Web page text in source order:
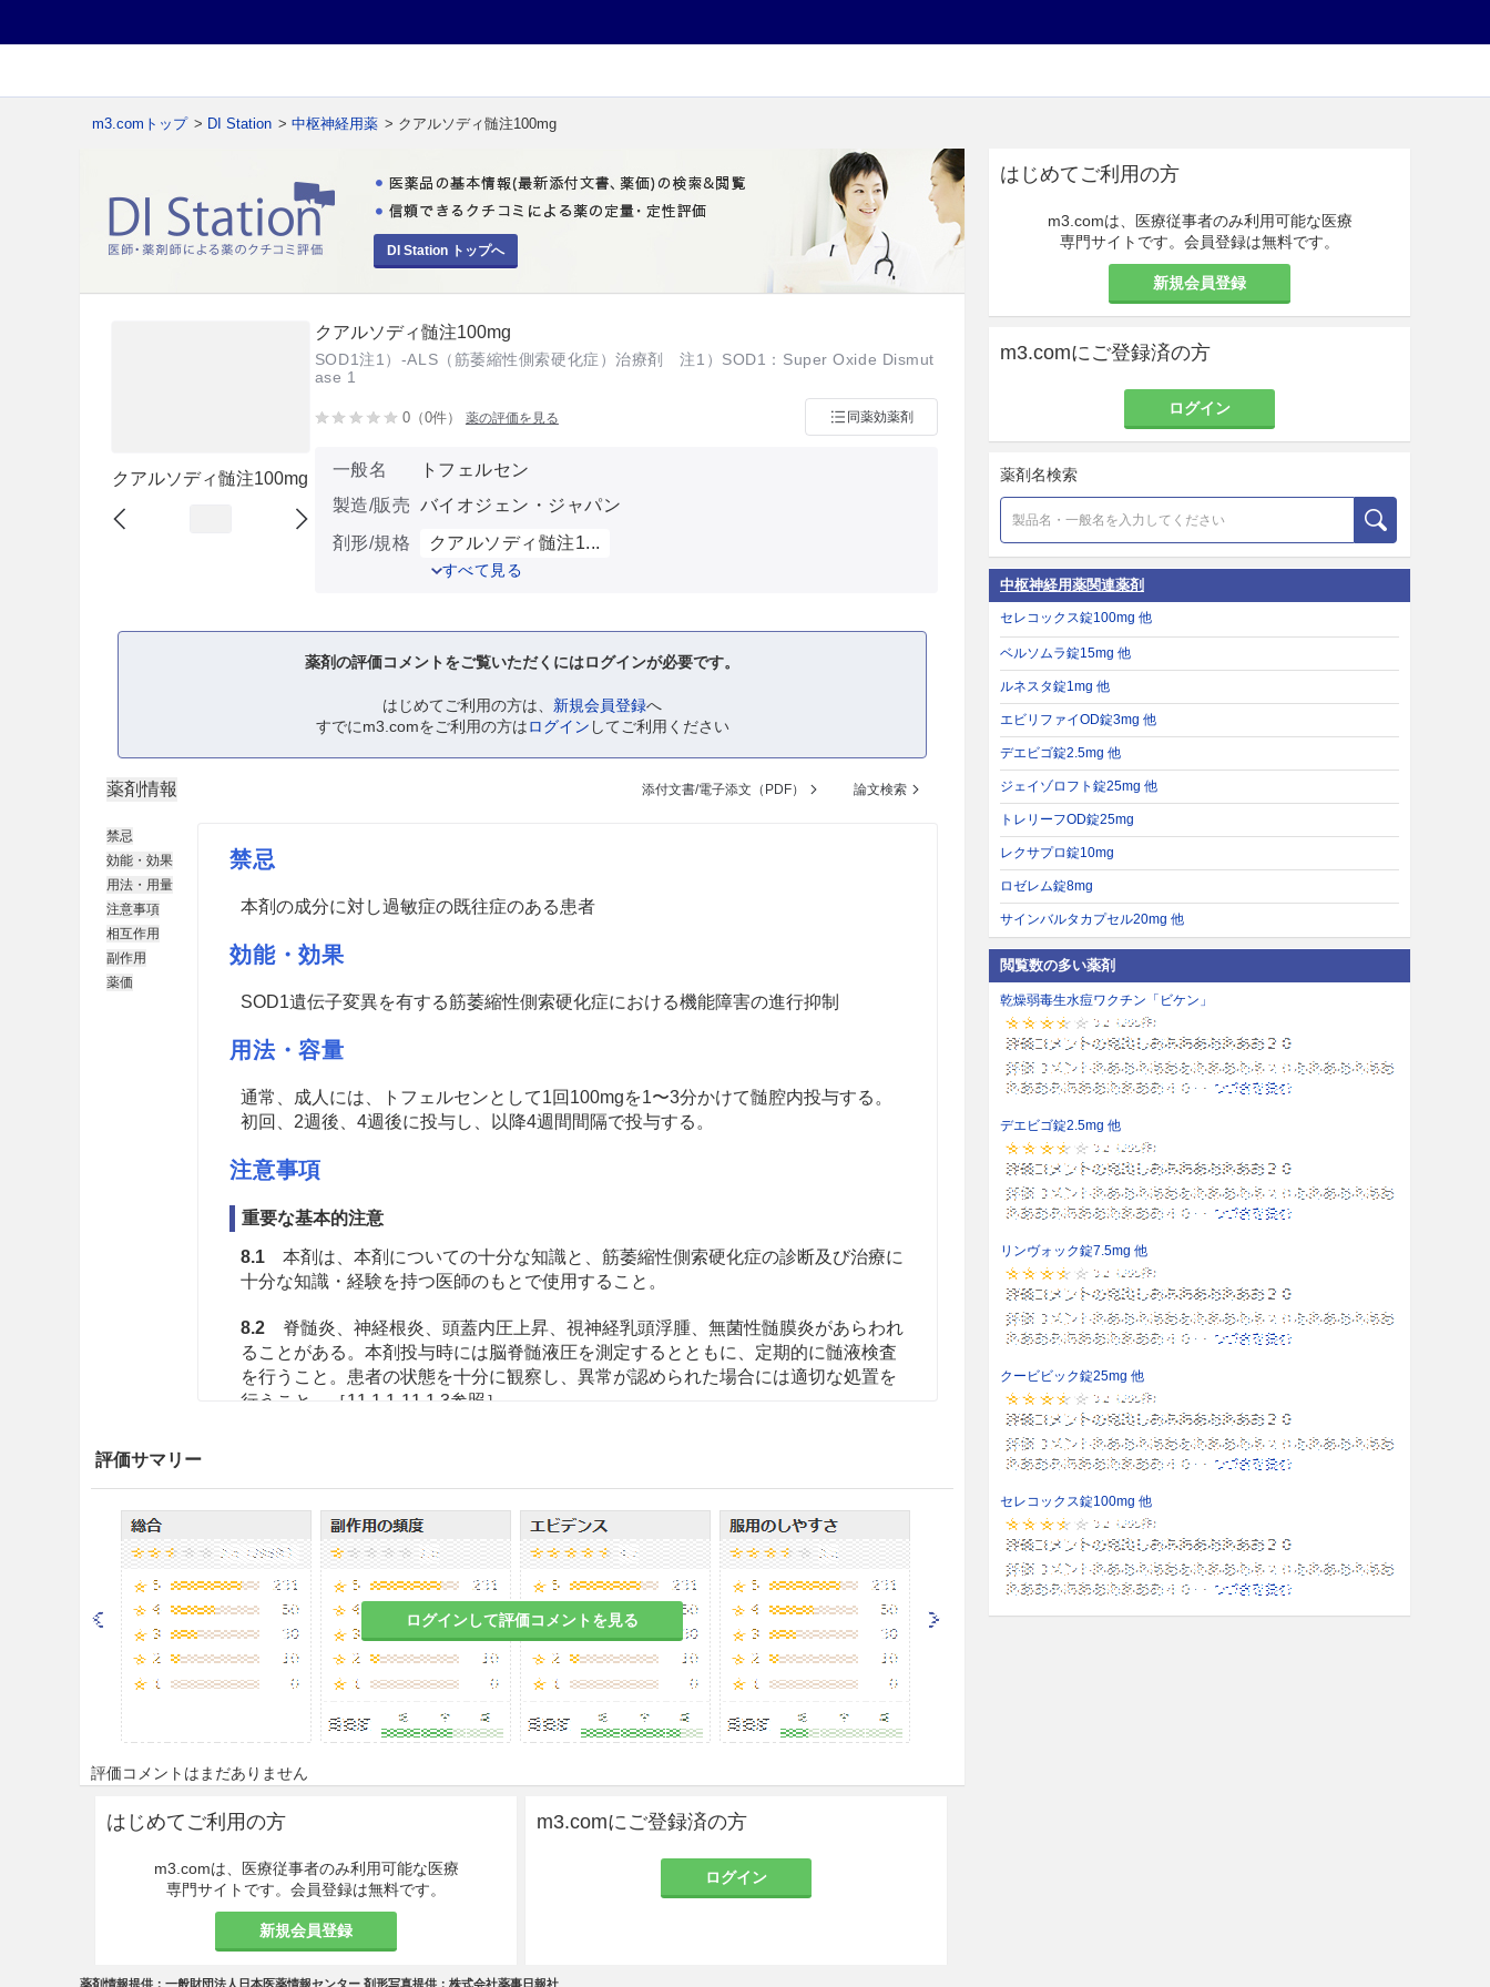
m3.comトップ > DI Station > 中枢神経用薬 > クアルソディ髄注100mg
DI Station トップへ
クアルソディ髄注100mg
クアルソディ髄注100mg
SOD1注1）-ALS（筋萎縮性側索硬化症）治療剤 注1）SOD1：Super Oxide Dismut
ase 1
0（0件） 薬の評価を見る 同薬効薬剤
一般名
トフェルセン
製造/販売 バイオジェン・ジャパン
剤形/規格
クアルソディ髄注1...
すべて見る
薬剤の評価コメントをご覧いただくにはログインが必要です。
はじめてご利用の方は、 新規会員登録へ
すでにm3.comをご利用の方はログイン してご利用ください
薬剤情報 添付文書/電子添文（PDF） 論文検索
禁忌
効能・効果
用法・用量
注意事項
相互作用
副作用
薬価
禁忌
本剤の成分に対し過敏症の既往症のある患者
効能・効果
SOD1遺伝子変異を有する筋萎縮性側索硬化症における機能障害の進行抑制
用法・容量
通常、成人には、トフェルセンとして1回100mgを1〜3分かけて髄腔内投与する。
初回、2週後、4週後に投与し、以降4週間間隔で投与する。
注意事項
重要な基本的注意
8.1本剤は、本剤についての十分な知識と、筋萎縮性側索硬化症の診断及び治療に
十分な知識・経験を持つ医師のもとで使用すること。
8.2脊髄炎、神経根炎、頭蓋内圧上昇、視神経乳頭浮腫、無菌性髄膜炎があらわれ
ることがある。本剤投与時には脳脊髄液圧を測定するとともに、定期的に髄液検査
を行うこと。患者の状態を十分に観察し、異常が認められた場合には適切な処置を
行うこと。［11.1.1-11.1.3参照］
海外で他のアンチセンスオリゴヌクレオチド製剤の皮下又は静脈内投与後に重
度の急性血小板減少症を含む凝固系異常及び血小板数減少が報告されている。本剤
においても発現するおそれがあるため、本剤の投与開始前及び投与期間中は定期的
に血算（血小板数）及び凝固能検査を行うこと。
慎重投与
9.4 生殖能を有する者
妊娠可能な女性に対しては本剤の投与中及び投与終了後7日間は適切な避妊法を用
いるよう指導すること。［15.2.1参照］
9.5 妊婦
妊婦又は妊娠している可能性のある女性には、治療上の有益性が危険性を上回る
と判断される場合にのみ投与すること。
9.6 授乳婦
評価サマリー
ログインして評価コメントを見る
評価コメントはまだありません
はじめてご利用の方
m3.comは、医療従事者のみ利用可能な医療
専門サイトです。会員登録は無料です。
新規会員登録
m3.comにご登録済の方
ログイン
はじめてご利用の方
m3.comは、医療従事者のみ利用可能な医療
専門サイトです。会員登録は無料です。
新規会員登録
m3.comにご登録済の方
ログイン
薬剤名検索
中枢神経用薬関連薬剤
セレコックス錠100mg 他
ベルソムラ錠15mg 他
ルネスタ錠1mg 他
エビリファイOD錠3mg 他
デエビゴ錠2.5mg 他
ジェイゾロフト錠25mg 他
トレリーフOD錠25mg
レクサプロ錠10mg
ロゼレム錠8mg
サインバルタカプセル20mg 他
閲覧数の多い薬剤
乾燥弱毒生水痘ワクチン「ビケン」
デエビゴ錠2.5mg 他
リンヴォック錠7.5mg 他
クービビック錠25mg 他
セレコックス錠100mg 他
薬剤情報提供：一般財団法人日本医薬情報センター 剤形写真提供：株式会社薬事日報社